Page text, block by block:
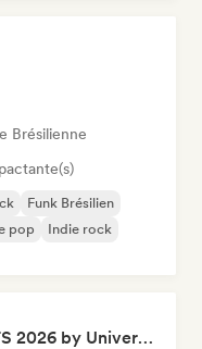
Brésilienne
Funk Brésilien
pop
Indie rock
TOP CHRISTIAN HITS 2026 by Universal Hits